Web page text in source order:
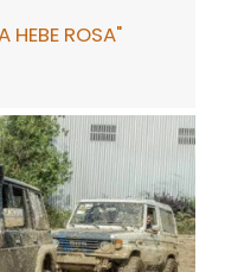
HEBE ROSA"